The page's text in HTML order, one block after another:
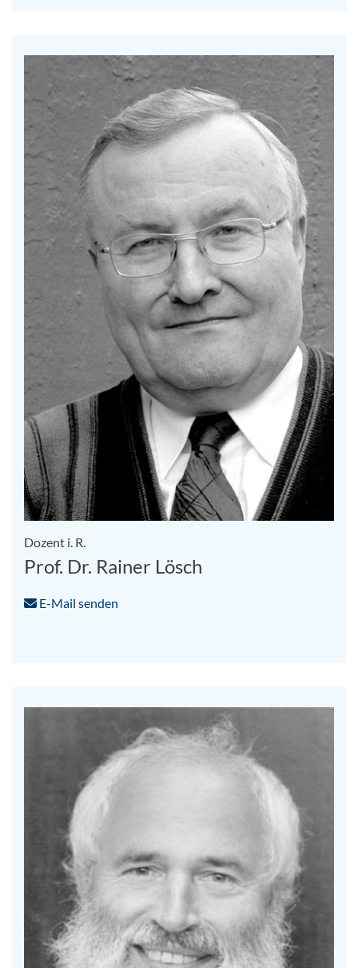
Dozent i. R.
Prof. Dr. Rainer Lösch
E-Mail senden